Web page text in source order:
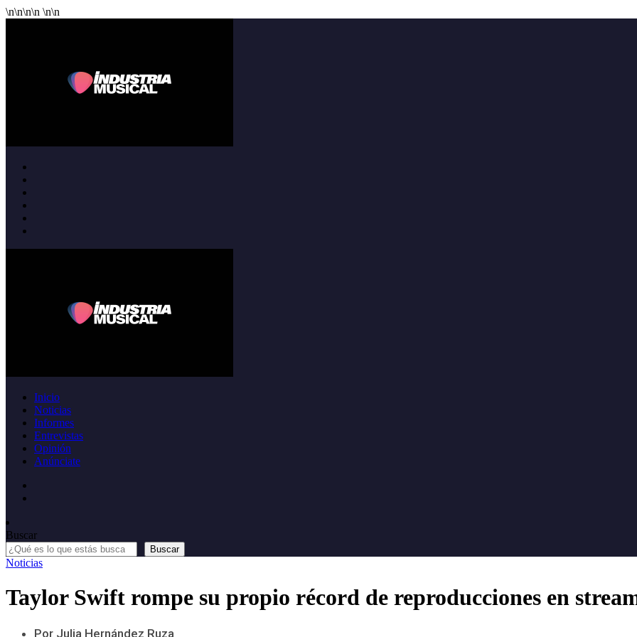
\n\n\n\n \n\n
Inicio
Noticias
Informes
Entrevistas
Opinión
Anúnciate
Buscar
Buscar
Noticias
Taylor Swift rompe su propio récord de reproducciones en
Por Julia Hernández Ruza